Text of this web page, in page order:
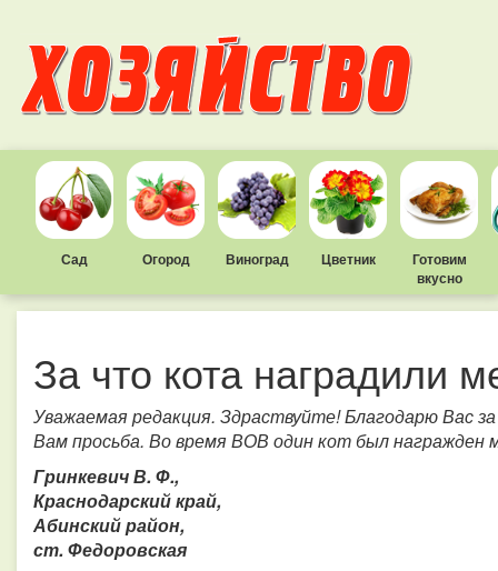
Сад Огород Виноград Цветник
Готовим
вкусно
За что кота наградили
Уважаемая редакция. Здраствуйте! Благодарю Вас
Вам просьба. Во время ВОВ один кот был награжден
Гринкевич В. Ф.,
Краснодарский край,
Абинский район,
ст. Федоровская